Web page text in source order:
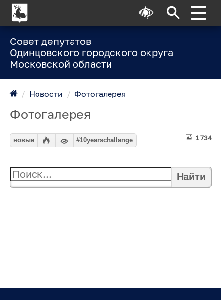
Совет депутатов
Одинцовского городского округа
Московской области
/ Новости / Фотогалерея
Фотогалерея
1 734
новые #10yearschallange
Найти